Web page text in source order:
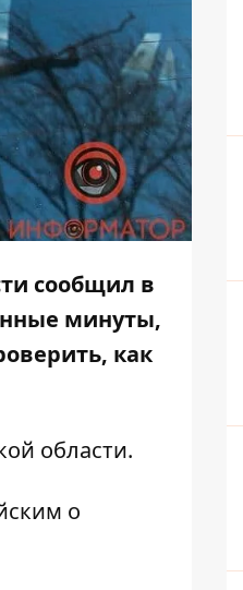
сообщил в
минуты,
как
области.
о